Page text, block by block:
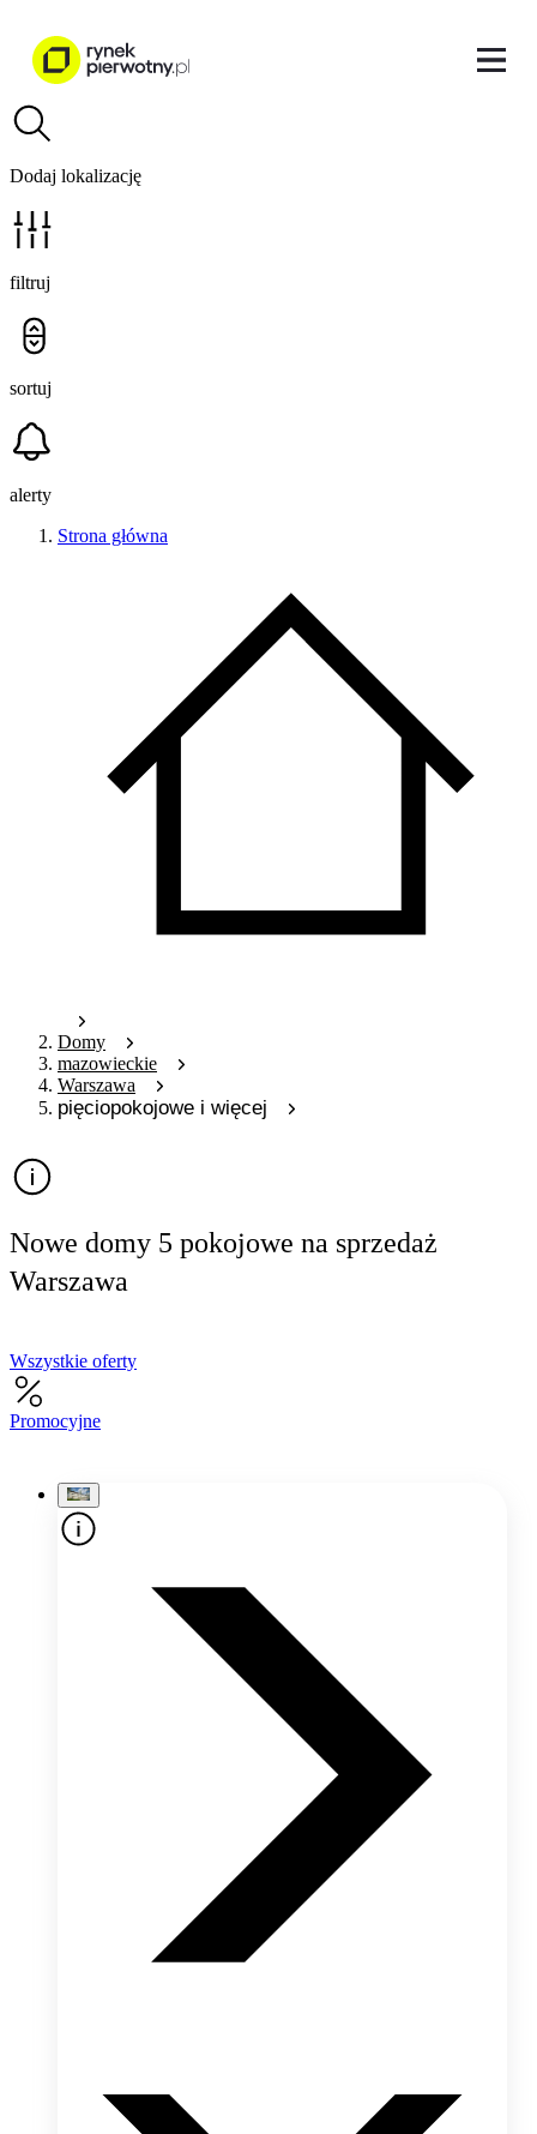
Dodaj lokalizację
filtruj
sortuj
alerty
Strona główna
Domy
mazowieckie
Warszawa
pięciopokojowe i więcej
Nowe domy 5 pokojowe na sprzedaż
Warszawa
Wszystkie oferty
Promocyjne